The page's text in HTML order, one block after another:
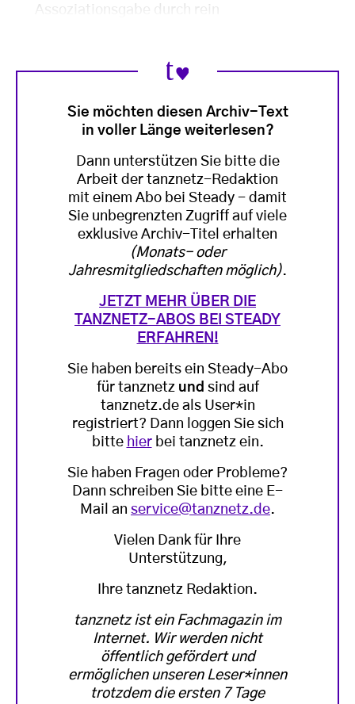
Assoziationsgabe durch rein
Sie möchten diesen Archiv-Text
in voller Länge weiterlesen?
Dann unterstützen Sie bitte die
Arbeit der tanznetz-Redaktion
mit einem Abo bei Steady - damit
Sie unbegrenzten Zugriff auf viele
exklusive Archiv-Titel erhalten
(Monats- oder
Jahresmitgliedschaften möglich).
JETZT MEHR ÜBER DIE
TANZNETZ-ABOS BEI STEADY
ERFAHREN!
Sie haben bereits ein Steady-Abo
für tanznetz und sind auf
tanznetz.de als User*in
registriert? Dann loggen Sie sich
bitte hierbei tanznetz ein.
Sie haben Fragen oder Probleme?
Dann schreiben Sie bitte eine E-
Mail an service@tanznetz.de.
Vielen Dank für Ihre
Unterstützung,
Ihre tanznetz Redaktion.
tanznetz ist ein Fachmagazin im
Internet. Wir werden nicht
öffentlich gefördert und
ermöglichen unseren Leser*innen
trotzdem die ersten 7 Tage